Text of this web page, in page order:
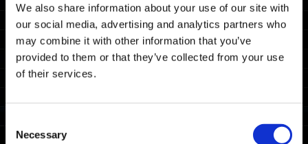
We also share information about your use of our site with
our social media, advertising and analytics partners who
may combine it with other information that you’ve
provided to them or that they’ve collected from your use
of their services.
Selection
Necessary
現在配信中の以下コラボダウンロードコンテンツ
が配信終了となりますことをお知らせいたしま
す。
入手できなくなりますので、ご注意くださいます
※ダウンロード済みのコンテンツについては、配